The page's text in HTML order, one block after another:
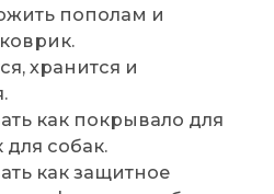
пополам и
хранится и
как покрывало для
собак.
как защитное